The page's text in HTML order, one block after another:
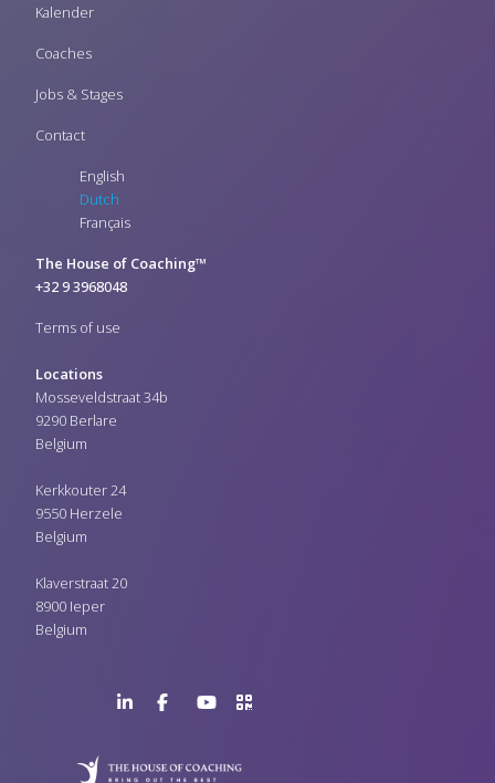
Kalender
Coaches
Jobs & Stages
Contact
English
Dutch
Français
The House of Coaching™
+32 9 3968048
Terms of use
Locations
Mosseveldstraat 34b
9290 Berlare
Belgium
Kerkkouter 24
9550 Herzele
Belgium
Klaverstraat 20
8900 Ieper
Belgium
PagePageChannel
QR